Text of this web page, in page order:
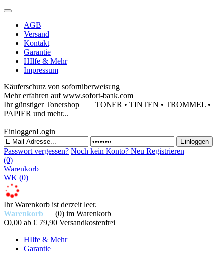
AGB
Versand
Kontakt
Garantie
HIlfe & Mehr
Impressum
Käuferschutz von sofortüberweisung
Mehr erfahren auf www.sofort-bank.com
Ihr günstiger Tonershop TONER • TINTEN • TROMMEL •
PAPIER und mehr...
EinloggenLogin
Passwort vergessen? Noch kein Konto? Neu Registrieren
(0)
Warenkorb
WK (0)
Ihr Warenkorb ist derzeit leer.
Warenkorb
(0) im Warenkorb
€0,00 ab € 79,90 Versandkostenfrei
HIlfe & Mehr
Garantie